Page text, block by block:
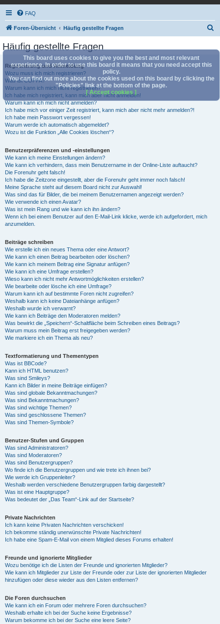
FAQ
Foren-Übersicht Häufig gestellte Fragen
c
Häufig gestellte Fragen
Registrierung und Anmeldung
Wozu muss ich mich registrieren?
Was ist COPPA?
Warum kann ich mich nicht registrieren?
Ich habe mich registriert, kann mich aber nicht anmelden!
Warum kann ich mich nicht anmelden?
Ich habe mich vor einiger Zeit registriert, kann mich aber nicht mehr anmelden?!
Ich habe mein Passwort vergessen!
Warum werde ich automatisch abgemeldet?
Wozu ist die Funktion „Alle Cookies löschen“?
Benutzerpräferenzen und -einstellungen
Wie kann ich meine Einstellungen ändern?
Wie kann ich verhindern, dass mein Benutzername in der Online-Liste auftaucht?
Die Forenuhr geht falsch!
Ich habe die Zeitzone eingestellt, aber die Forenuhr geht immer noch falsch!
Meine Sprache steht auf diesem Board nicht zur Auswahl!
Was sind das für Bilder, die bei meinem Benutzernamen angezeigt werden?
Wie verwende ich einen Avatar?
Was ist mein Rang und wie kann ich ihn ändern?
Wenn ich bei einem Benutzer auf den E-Mail-Link klicke, werde ich aufgefordert, mich
anzumelden.
Beiträge schreiben
Wie erstelle ich ein neues Thema oder eine Antwort?
Wie kann ich einen Beitrag bearbeiten oder löschen?
Wie kann ich meinem Beitrag eine Signatur anfügen?
Wie kann ich eine Umfrage erstellen?
Wieso kann ich nicht mehr Antwortmöglichkeiten erstellen?
Wie bearbeite oder lösche ich eine Umfrage?
Warum kann ich auf bestimmte Foren nicht zugreifen?
Weshalb kann ich keine Dateianhänge anfügen?
Weshalb wurde ich verwarnt?
Wie kann ich Beiträge den Moderatoren melden?
Was bewirkt die „Speichern“-Schaltfläche beim Schreiben eines Beitrags?
Warum muss mein Beitrag erst freigegeben werden?
Wie markiere ich ein Thema als neu?
Textformatierung und Thementypen
Was ist BBCode?
Kann ich HTML benutzen?
Was sind Smileys?
Kann ich Bilder in meine Beiträge einfügen?
Was sind globale Bekanntmachungen?
Was sind Bekanntmachungen?
Was sind wichtige Themen?
Was sind geschlossene Themen?
Was sind Themen-Symbole?
Benutzer-Stufen und Gruppen
Was sind Administratoren?
Was sind Moderatoren?
Was sind Benutzergruppen?
Wo finde ich die Benutzergruppen und wie trete ich ihnen bei?
Wie werde ich Gruppenleiter?
Weshalb werden verschiedene Benutzergruppen farbig dargestellt?
Was ist eine Hauptgruppe?
Was bedeutet der „Das Team“-Link auf der Startseite?
Private Nachrichten
Ich kann keine Privaten Nachrichten verschicken!
Ich bekomme ständig unerwünschte Private Nachrichten!
Ich habe eine Spam-E-Mail von einem Mitglied dieses Forums erhalten!
Freunde und ignorierte Mitglieder
Wozu benötige ich die Listen der Freunde und ignorierten Mitglieder?
Wie kann ich Mitglieder zur Liste der Freunde oder zur Liste der ignorierten Mitglieder
hinzufügen oder diese wieder aus den Listen entfernen?
Die Foren durchsuchen
Wie kann ich ein Forum oder mehrere Foren durchsuchen?
Weshalb erhalte ich bei der Suche keine Ergebnisse?
Warum bekomme ich bei der Suche eine leere Seite?
This board uses cookies to give you the best and most relevant
experience. In order to use this board it means that you need accept this
policy.
You can find out more about the cookies used on this board by clicking the
"Policies" link at the bottom of the page.
[ Accept cookies ]